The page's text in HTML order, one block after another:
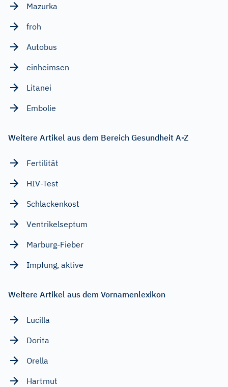
Mazurka
froh
Autobus
einheimsen
Litanei
Embolie
Weitere Artikel aus dem Bereich Gesundheit A-Z
Fertilität
HIV-Test
Schlackenkost
Ventrikelseptum
Marburg-Fieber
Impfung, aktive
Weitere Artikel aus dem Vornamenlexikon
Lucilla
Dorita
Orella
Hartmut